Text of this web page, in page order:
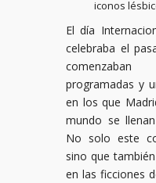
iconos
El día
celebraba el
programadas y
en los que
mundo se
No solo este
sino que
en las ficciones